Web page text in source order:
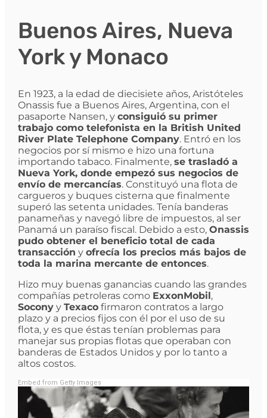
Buenos Aires, Nueva
York y Monaco
En 1923, a la edad de diecisiete años, Aristóteles
Onassis fue a Buenos Aires, Argentina, con el
pasaporte Nansen, y consiguió su primer
trabajo como telefonista en la British United
River Plate Telephone Company. Entró en los
negocios por sí mismo e hizo una fortuna
importando tabaco. Finalmente, se trasladó a
Nueva York, donde empezó sus negocios de
envío de mercancías. Constituyó una flota de
cargueros y buques cisterna que finalmente
superó las setenta unidades. Tenía banderas
panameñas y navegó libre de impuestos, al ser
Panamá un paraíso fiscal. Debido a esto, Onassis
pudo obtener el beneficio total de cada
transacción y ofrecía los precios más bajos de
toda la marina mercante de entonces.
Hizo muy buenas ganancias cuando las grandes
compañías petroleras como ExxonMobil,
Soconyy Texacofirmaron contratos a largo
plazo y a precios fijos con él por el uso de su
flota, y es que éstas tenían problemas para
manejar sus propias flotas que operaban con
banderas de Estados Unidos y por lo tanto a
altos costos.
Embed from Getty Images